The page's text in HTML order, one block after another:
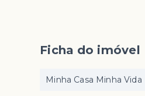
Ficha do imóvel
Minha Casa Minha Vida